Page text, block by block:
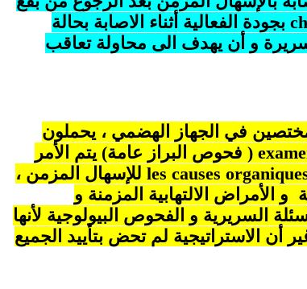
بجودة الفعالية أثناء الاصابة بحالة
و أن يهدف الى محاولة تعاقب
في الجهاز الهضمي ، يحملون
( فحوص البراز عامة) يتم الأمر
les causes للإسهال المزمن ،
و الأمراض الالتهابية المزمنة و
السريرية و الفحوص البيولوجية لأنها
أن الاستراتيجية لم تحض بتأييد الجميع